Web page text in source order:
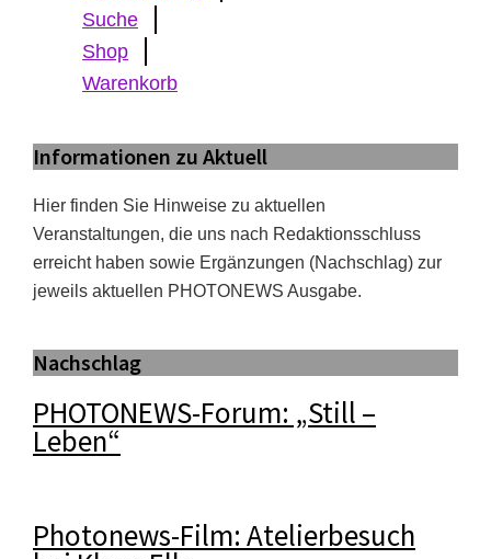
Suche
Shop
Warenkorb
Informationen zu Aktuell
Hier finden Sie Hinweise zu aktuellen
Veranstaltungen, die uns nach Redaktionsschluss
erreicht haben sowie Ergänzungen (Nachschlag) zur
jeweils aktuellen PHOTONEWS Ausgabe.
Nachschlag
PHOTONEWS-Forum: „Still –
Leben“
Photonews-Film: Atelierbesuch